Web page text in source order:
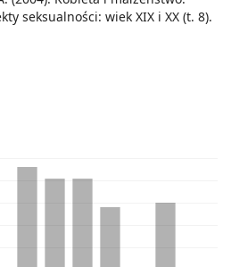
seksualności: wiek XIX i XX (t. 8).